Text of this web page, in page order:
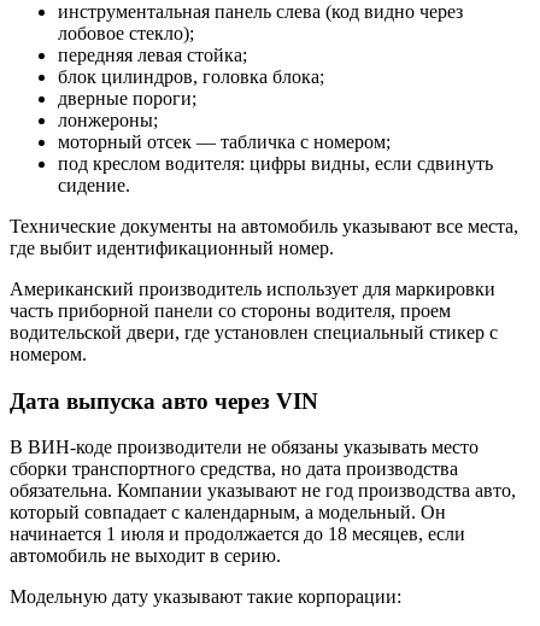
инструментальная панель слева (код видно через
лобовое стекло);
передняя левая стойка;
блок цилиндров, головка блока;
дверные пороги;
лонжероны;
моторный отсек — табличка с номером;
под креслом водителя: цифры видны, если сдвинуть
сидение.
Технические документы на автомобиль указывают все места,
где выбит идентификационный номер.
Американский производитель использует для маркировки
часть приборной панели со стороны водителя, проем
водительской двери, где установлен специальный стикер с
номером.
Дата выпуска авто через VIN
В ВИН-коде производители не обязаны указывать место
сборки транспортного средства, но дата производства
обязательна. Компании указывают не год производства авто,
который совпадает с календарным, а модельный. Он
начинается 1 июля и продолжается до 18 месяцев, если
автомобиль не выходит в серию.
Модельную дату указывают такие корпорации: